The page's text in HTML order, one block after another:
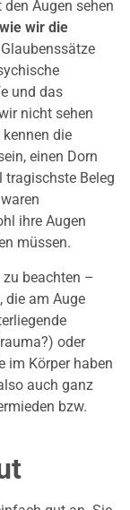
Augen sehen
wir die
und das
nicht sehen
die
einen Dorn
tragischste Beleg
ihre Augen
müssen.
beachten –
die am Auge
oder
im Körper haben
auch ganz
bzw.